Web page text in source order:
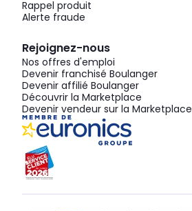
Rappel produit
Alerte fraude
Rejoignez-nous
Nos offres d'emploi
Devenir franchisé Boulanger
Devenir affilié Boulanger
Découvrir la Marketplace
Devenir vendeur sur la Marketplace